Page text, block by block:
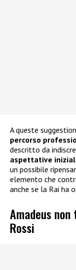
A queste
percorso
descritto da
aspettative
un possibile
elemento che
anche se la Rai ha
Amadeus
Rossi